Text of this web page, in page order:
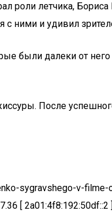
роли летчика,
ними и удивил
были далеки от него
После
sygravshego-v-
[ 2a01:4f8:192:50df::2 ]